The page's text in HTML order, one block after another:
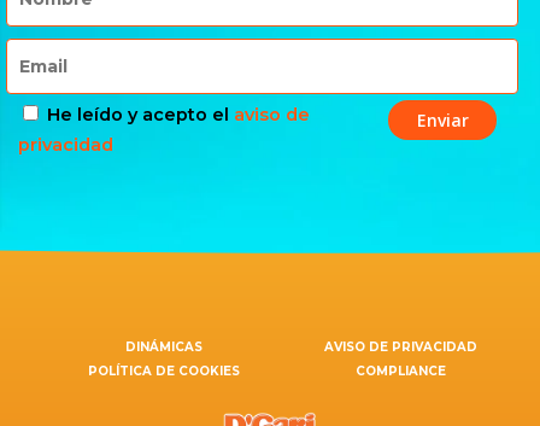
He leído y acepto el aviso de
privacidad
DINÁMICAS
AVISO DE PRIVACIDAD
POLÍTICA DE COOKIES
COMPLIANCE